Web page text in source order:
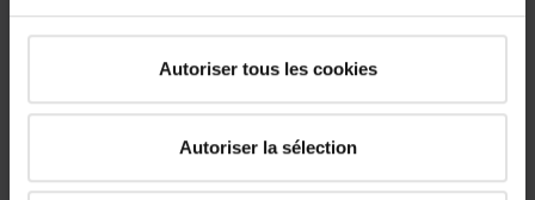
Autoriser tous les cookies
Autoriser la sélection